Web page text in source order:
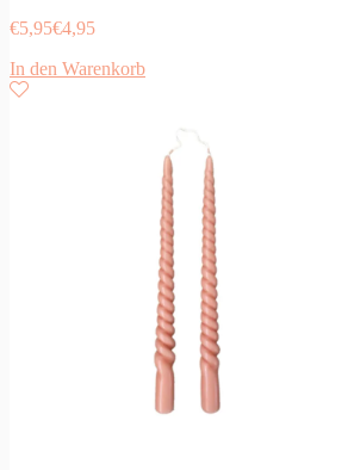
€5,95€4,95
In den Warenkorb